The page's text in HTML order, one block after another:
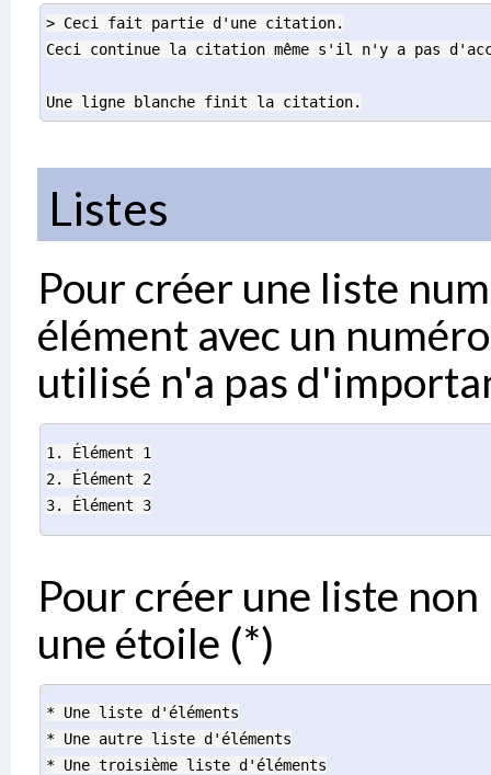
> Ceci fait partie d'une citation.
Ceci continue la citation même s'il n'y a pas
Une ligne blanche finit la citation.
Listes
Pour créer une liste
élément avec un
utilisé n'a pas
1. Élément 1
2. Élément 2
3. Élément 3
Pour créer une liste
une étoile (*)
* Une liste d'éléments
* Une autre liste d'éléments
* Une troisième liste d'éléments